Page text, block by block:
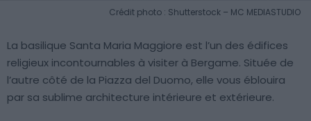
Crédit photo : Shutterstock – MC MEDIASTUDIO
La basilique Santa Maria Maggiore est l’un des édifices
religieux incontournables à visiter à Bergame. Située de
l’autre côté de la Piazza del Duomo, elle vous éblouira
par sa sublime architecture intérieure et extérieure.